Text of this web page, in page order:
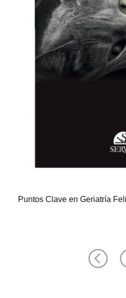
Puntos Clave en Geriatría Felina